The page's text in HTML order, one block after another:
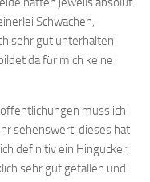
Schwächen,
sehr gut unterhalten
da für mich keine
muss ich
sehenswert, dieses hat
definitiv ein Hingucker.
sehr gut gefallen und